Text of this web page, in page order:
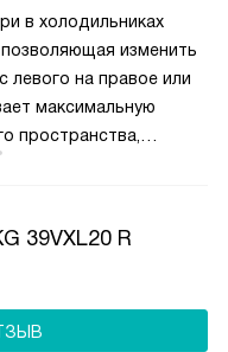
размораживать
в холодильниках
изменить
левого на правое или
максимальную
пространства,
процесс
помощью базового
холодильника
39VXL20 R